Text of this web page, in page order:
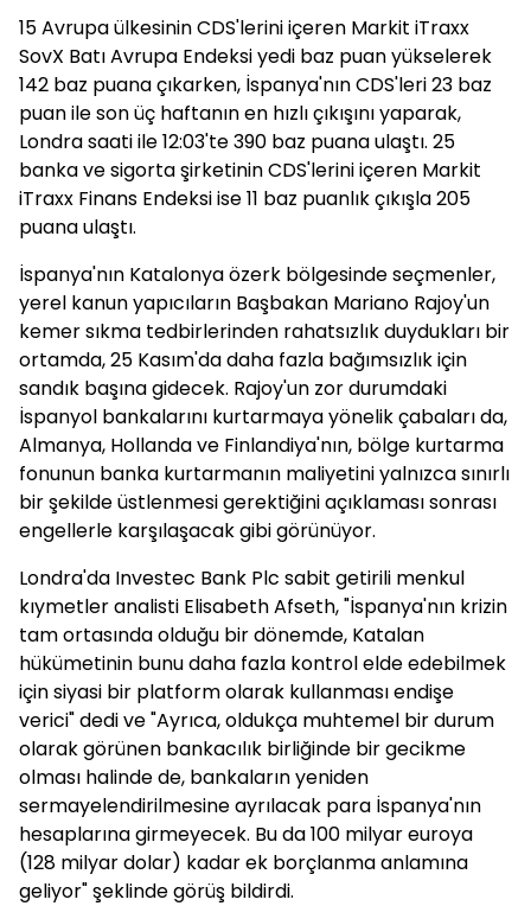
15 Avrupa ülkesinin CDS'lerini içeren Markit iTraxx
SovX Batı Avrupa Endeksi yedi baz puan yükselerek
142 baz puana çıkarken, İspanya'nın CDS'leri 23 baz
puan ile son üç haftanın en hızlı çıkışını yaparak,
Londra saati ile 12:03'te 390 baz puana ulaştı. 25
banka ve sigorta şirketinin CDS'lerini içeren Markit
iTraxx Finans Endeksi ise 11 baz puanlık çıkışla 205
puana ulaştı.
İspanya'nın Katalonya özerk bölgesinde seçmenler,
yerel kanun yapıcıların Başbakan Mariano Rajoy'un
kemer sıkma tedbirlerinden rahatsızlık duydukları bir
ortamda, 25 Kasım'da daha fazla bağımsızlık için
sandık başına gidecek. Rajoy'un zor durumdaki
İspanyol bankalarını kurtarmaya yönelik çabaları da,
Almanya, Hollanda ve Finlandiya'nın, bölge kurtarma
fonunun banka kurtarmanın maliyetini yalnızca sınırlı
bir şekilde üstlenmesi gerektiğini açıklaması sonrası
engellerle karşılaşacak gibi görünüyor.
Londra'da Investec Bank Plc sabit getirili menkul
kıymetler analisti Elisabeth Afseth, "İspanya'nın krizin
tam ortasında olduğu bir dönemde, Katalan
hükümetinin bunu daha fazla kontrol elde edebilmek
için siyasi bir platform olarak kullanması endişe
verici" dedi ve "Ayrıca, oldukça muhtemel bir durum
olarak görünen bankacılık birliğinde bir gecikme
olması halinde de, bankaların yeniden
sermayelendirilmesine ayrılacak para İspanya'nın
hesaplarına girmeyecek. Bu da 100 milyar euroya
(128 milyar dolar) kadar ek borçlanma anlamına
geliyor" şeklinde görüş bildirdi.